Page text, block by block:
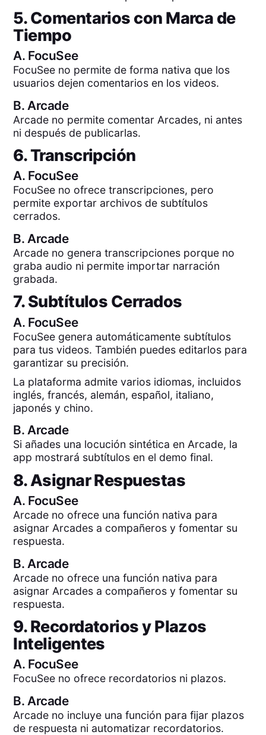
5. Comentarios con Marca de
Tiempo
A. FocuSee
FocuSee no permite de forma nativa que los
usuarios dejen comentarios en los videos.
B. Arcade
Arcade no permite comentar Arcades, ni antes
ni después de publicarlas.
6. Transcripción
A. FocuSee
FocuSee no ofrece transcripciones, pero
permite exportar archivos de subtítulos
cerrados.
B. Arcade
Arcade no genera transcripciones porque no
graba audio ni permite importar narración
grabada.
7. Subtítulos Cerrados
A. FocuSee
FocuSee genera automáticamente subtítulos
para tus videos. También puedes editarlos para
garantizar su precisión.
La plataforma admite varios idiomas, incluidos
inglés, francés, alemán, español, italiano,
japonés y chino.
B.Arcade
Si añades una locución sintética en Arcade, la
app mostrará subtítulos en el demo final.
8. Asignar Respuestas
A. FocuSee
Arcade no ofrece una función nativa para
asignar Arcades a compañeros y fomentar su
respuesta.
B. Arcade
Arcade no ofrece una función nativa para
asignar Arcades a compañeros y fomentar su
respuesta.
9. Recordatorios y Plazos
Inteligentes
A. FocuSee
FocuSee no ofrece recordatorios ni plazos.
B. Arcade
Arcade no incluye una función para fijar plazos
de respuesta ni automatizar recordatorios.